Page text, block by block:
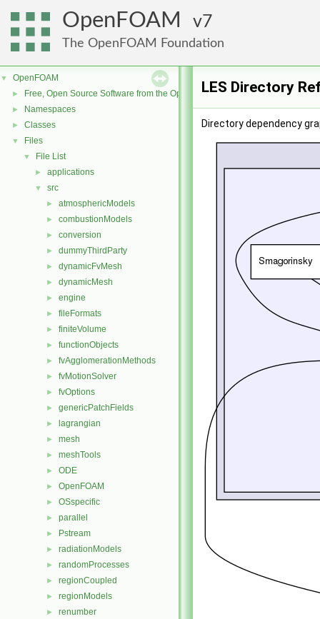
OpenFOAM 7
The OpenFOAM Foundation
▼ OpenFOAM
► Free, Open Source Software from the OpenFOAM Foundation
► Namespaces
► Classes
▼ Files
▼ File List
► applications
▼ src
► atmosphericModels
► combustionModels
► conversion
► dummyThirdParty
► dynamicFvMesh
► dynamicMesh
► engine
► fileFormats
► finiteVolume
► functionObjects
► fvAgglomerationMethods
► fvMotionSolver
► fvOptions
► genericPatchFields
► lagrangian
► mesh
► meshTools
► ODE
► OpenFOAM
► OSspecific
► parallel
► Pstream
► radiationModels
► randomProcesses
► regionCoupled
► regionModels
► renumber
LES Directory
Directory dependency